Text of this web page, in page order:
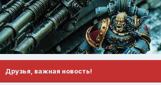
Друзья, важная новость!